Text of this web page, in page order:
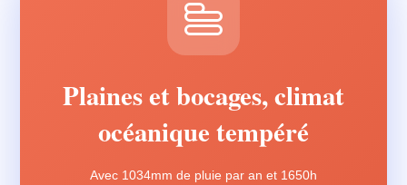
Plaines et bocages, climat
océanique tempéré
Avec 1034mm de pluie par an et 1650h